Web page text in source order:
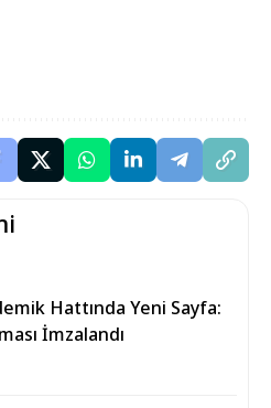
Hattında Yeni Sayfa:
İmzalandı